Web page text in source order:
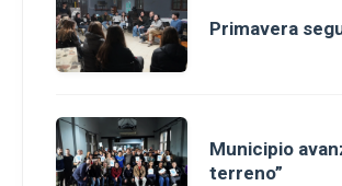
Primavera
Municipio
terreno”